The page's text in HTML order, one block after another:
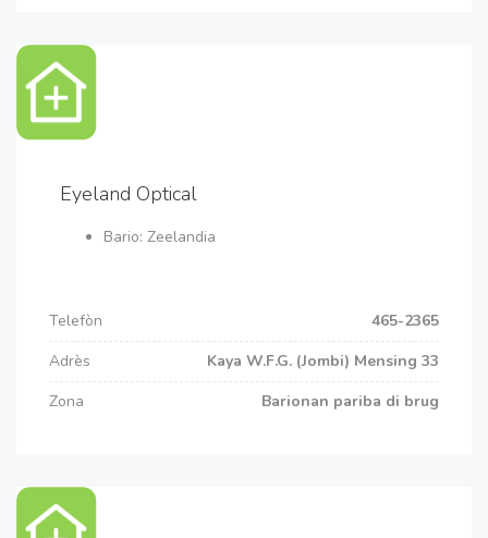
Eyeland Optical
Bario: Zeelandia
Telefòn
465-2365
Adrès
Kaya W.F.G. (Jombi) Mensing 33
Zona
Barionan pariba di brug